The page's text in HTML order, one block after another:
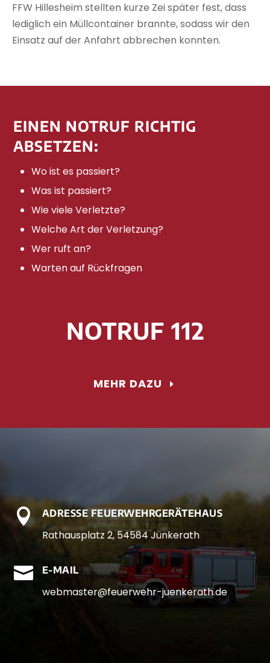
FFW Hillesheim stellten kurze Zei später fest, dass
lediglich ein Müllcontainer brannte, sodass wir den
Einsatz auf der Anfahrt abbrechen konnten.
EINEN NOTRUF RICHTIG
ABSETZEN:
Wo ist es passiert?
Was ist passiert?
Wie viele Verletzte?
Welche Art der Verletzung?
Wer ruft an?
Warten auf Rückfragen
NOTRUF 112
MEHR DAZU
 ADRESSE FEUERWEHRGERÄTEHAUS
Rathausplatz 2, 54584 Jünkerath
 E-MAIL
webmaster@feuerwehr-juenkerath.de